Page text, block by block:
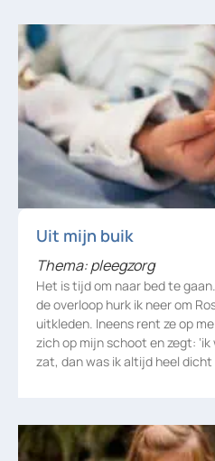
Uit mijn buik
Thema: pleegzorg
Het is tijd om naar bed te
de overloop hurk ik neer om
uitkleden. Ineens rent ze op
zich op mijn schoot en zegt: ‘ik
zat, dan was ik altijd heel dicht